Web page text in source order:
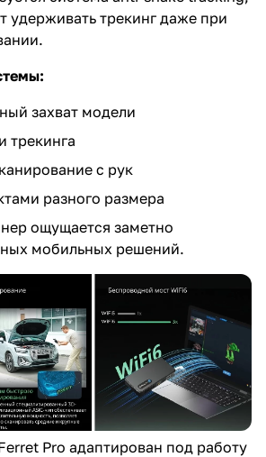
удерживать трекинг даже при
захват модели
трекинга
с рук
разного размера
ощущается заметно
мобильных решений.
Pro адаптирован под работу